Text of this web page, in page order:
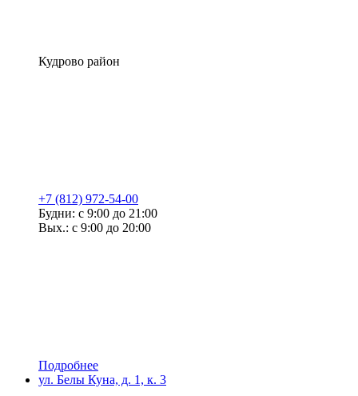
Кудрово район
+7 (812) 972-54-00
Будни: с 9:00 до 21:00
Вых.: с 9:00 до 20:00
Подробнее
ул. Белы Куна, д. 1, к. 3